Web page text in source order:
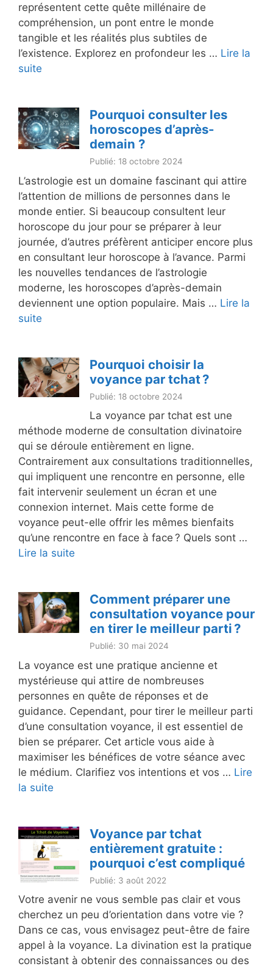
représentent cette quête millénaire de
compréhension, un pont entre le monde
tangible et les réalités plus subtiles de
l’existence. Explorez en profondeur les … Lire la
suite
Pourquoi consulter les
horoscopes d’après-
demain ?
Publié: 18 octobre 2024
L’astrologie est un domaine fascinant qui attire
l’attention de millions de personnes dans le
monde entier. Si beaucoup consultent leur
horoscope du jour pour se préparer à leur
journée, d’autres préfèrent anticiper encore plus
en consultant leur horoscope à l’avance. Parmi
les nouvelles tendances de l’astrologie
moderne, les horoscopes d’après-demain
deviennent une option populaire. Mais … Lire la
suite
Pourquoi choisir la
voyance par tchat ?
Publié: 18 octobre 2024
La voyance par tchat est une
méthode moderne de consultation divinatoire
qui se déroule entièrement en ligne.
Contrairement aux consultations traditionnelles,
qui impliquent une rencontre en personne, elle
fait intervenir seulement un écran et une
connexion internet. Mais cette forme de
voyance peut-elle offrir les mêmes bienfaits
qu’une rencontre en face à face ? Quels sont …
Lire la suite
Comment préparer une
consultation voyance pour
en tirer le meilleur parti ?
Publié: 30 mai 2024
La voyance est une pratique ancienne et
mystérieuse qui attire de nombreuses
personnes en quête de réponses et de
guidance. Cependant, pour tirer le meilleur parti
d’une consultation voyance, il est essentiel de
bien se préparer. Cet article vous aide à
maximiser les bénéfices de votre séance avec
le médium. Clarifiez vos intentions et vos … Lire
la suite
Voyance par tchat
entièrement gratuite :
pourquoi c’est compliqué
Publié: 3 août 2022
Votre avenir ne vous semble pas clair et vous
cherchez un peu d’orientation dans votre vie ?
Dans ce cas, vous envisagez peut-être de faire
appel à la voyance. La divination est la pratique
consistant à obtenir des connaissances ou des